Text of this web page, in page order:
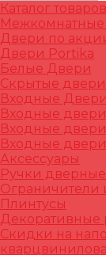
Каталог товаров
Двери по
Двери Portika
Белые Двери
Скрытые двери
Входные Двери
Входные
Входные
Входные
Аксессуары
Ручки дверные
Ограничители
Плинтусы
Декоративные
Скидки на